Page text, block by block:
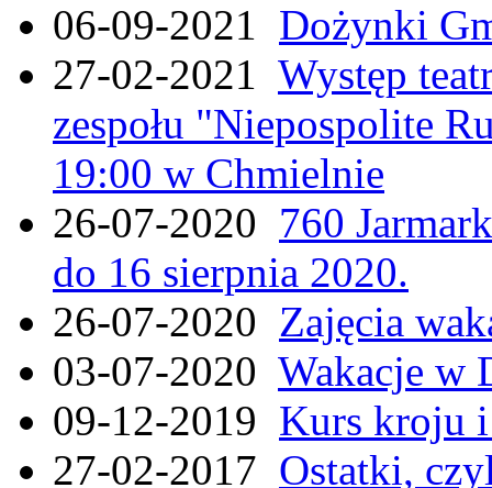
06-09-2021 Dożynki
27-02-2021 Występ
zespołu "Niepospolite
19:00 w Chmielnie
26-07-2020 760
do 16 sierpnia 2020.
26-07-2020 Zajęcia
03-07-2020 Wakacje w
09-12-2019 Kurs kroju i
27-02-2017 Ostatki,